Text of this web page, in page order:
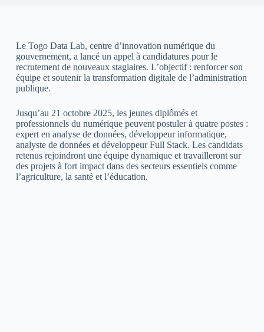
Le Togo Data Lab, centre d’innovation numérique du
gouvernement, a lancé un appel à candidatures pour le
recrutement de nouveaux stagiaires. L’objectif : renforcer son
équipe et soutenir la transformation digitale de l’administration
publique.
Jusqu’au 21 octobre 2025, les jeunes diplômés et
professionnels du numérique peuvent postuler à quatre postes :
expert en analyse de données, développeur informatique,
analyste de données et développeur Full Stack. Les candidats
retenus rejoindront une équipe dynamique et travailleront sur
des projets à fort impact dans des secteurs essentiels comme
l’agriculture, la santé et l’éducation.